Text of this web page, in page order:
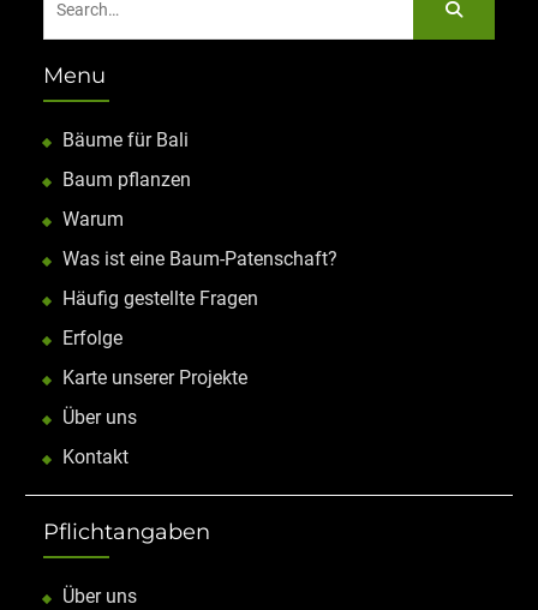
Menu
Bäume für Bali
Baum pflanzen
Warum
Was ist eine Baum-Patenschaft?
Häufig gestellte Fragen
Erfolge
Karte unserer Projekte
Über uns
Kontakt
Pflichtangaben
Über uns